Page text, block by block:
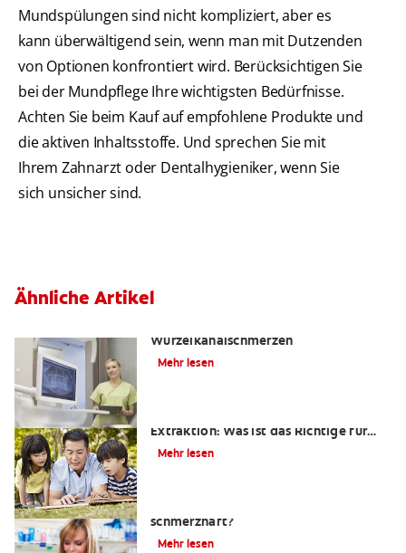
Mundspülungen sind nicht kompliziert, aber es
kann überwältigend sein, wenn man mit Dutzenden
von Optionen konfrontiert wird. Berücksichtigen Sie
bei der Mundpflege Ihre wichtigsten Bedürfnisse.
Achten Sie beim Kauf auf empfohlene Produkte und
die aktiven Inhaltsstoffe. Und sprechen Sie mit
Ihrem Zahnarzt oder Dentalhygieniker, wenn Sie
sich unsicher sind.
Ähnliche Artikel
Wurzelkanalschmerzen
Mehr lesen
Extraktion: Was ist das Richtige für
mich?
Mehr lesen
schmerzhaft?
Mehr lesen